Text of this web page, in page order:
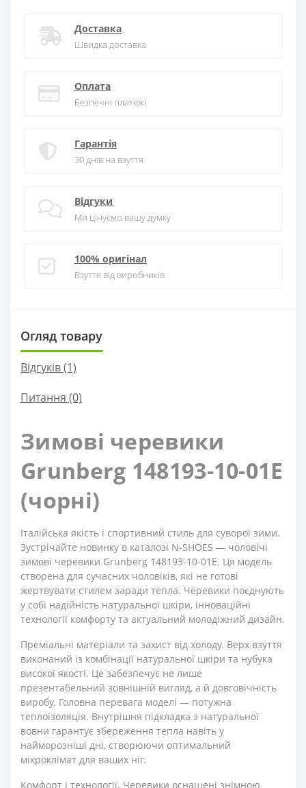
Доставка
Швидка доставка
Оплата
Безпечні платежі
Гарантія
30 днів на взуття
Відгуки
Ми цінуємо вашу думку
100% оригінал
Взуття від виробників
Огляд товару
Відгуків (1)
Питання (0)
Зимові черевики
Grunberg 148193-10-01E
(чорні)
Італійська якість і спортивний стиль для суворої зими.
Зустрічайте новинку в каталозі N-SHOES — чоловічі
зимові черевики Grunberg 148193-10-01E. Ця модель
створена для сучасних чоловіків, які не готові
жертвувати стилем заради тепла. Черевики поєднують
у собі надійність натуральної шкіри, інноваційні
технології комфорту та актуальний молодіжний дизайн.
Преміальні матеріали та захист від холоду. Верх взуття
виконаний із комбінації натуральної шкіри та нубука
високої якості. Це забезпечує не лише
презентабельний зовнішній вигляд, а й довговічність
виробу. Головна перевага моделі — потужна
теплоізоляція. Внутрішня підкладка з натуральної
вовни гарантує збереження тепла навіть у
найморозніші дні, створюючи оптимальний
мікроклімат для ваших ніг.
Комфорт і технології. Черевики оснащені знімною